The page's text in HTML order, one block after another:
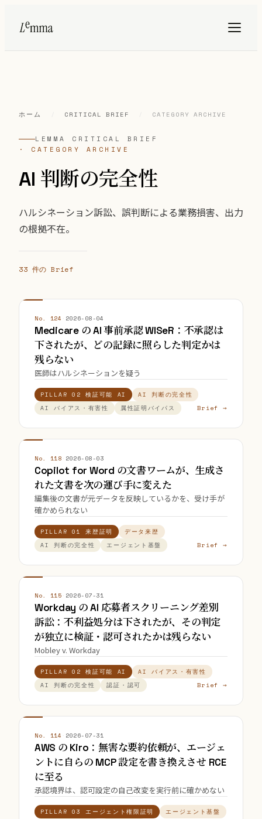
ホーム CRITICAL BRIEF CATEGORY ARCHIVE
LEMMA CRITICAL BRIEF
· CATEGORY ARCHIVE
AI 判断の完全性
ハルシネーション訴訟、誤判断による業務損害、出力
の根拠不在。
33 件の Brief
No. 124 2026-08-04
Medicare の AI 事前承認 WISeR：不承認は
下されたが、どの記録に照らした判定かは
残らない
医師はハルシネーションを疑う
PILLAR 02 検証可能 AI
AI 判断の完全性
AI バイアス・有害性
属性証明バイパス Brief →
No. 118 2026-08-03
Copilot for Word の文書ワームが、生成さ
れた文書を次の運び手に変えた
編集後の文書が元データを反映しているかを、受け手が
確かめられない
PILLAR 01 来歴証明
データ来歴
AI 判断の完全性
エージェント基盤 Brief →
No. 115 2026-07-31
Workday の AI 応募者スクリーニング差別
訴訟：不利益処分は下されたが、その判定
が独立に検証・認可されたかは残らない
Mobley v. Workday
PILLAR 02 検証可能 AI
AI バイアス・有害性
AI 判断の完全性
認証・認可 Brief →
No. 114 2026-07-31
AWS の Kiro：無害な要約依頼が、エージェ
ントに自らの MCP 設定を書き換えさせ RCE
に至る
承認境界は、認可設定の自己改変を実行前に確かめない
PILLAR 03 エージェント権限証明
エージェント基盤